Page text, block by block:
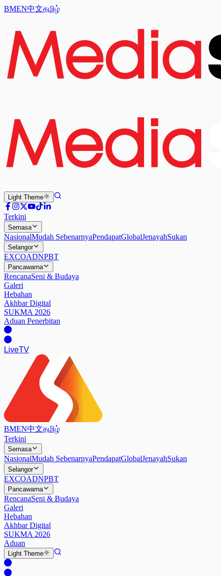
BMEN中文தமிழ்
Light Theme
Terkini
Semasa
NasionalMudah SebenarnyaPendapatGlobalJenayahSukan
Selangor
EXCOADNPBT
Pancawarna
RencanaSeni & Budaya
Galeri
Hebahan
Akhbar Digital
SUKMA 2026
Aduan Penerbitan
LiveTV
BMEN中文தமிழ்
Terkini
Semasa
NasionalMudah SebenarnyaPendapatGlobalJenayahSukan
Selangor
EXCOADNPBT
Pancawarna
RencanaSeni & Budaya
Galeri
Hebahan
Akhbar Digital
SUKMA 2026
Aduan
Light Theme